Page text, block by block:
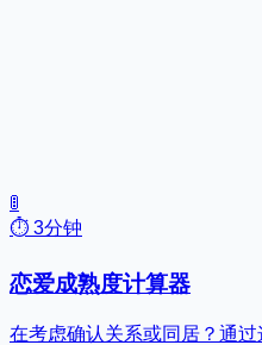
🚦
⏱️ 3分钟
恋爱成熟度计算器
在考虑确认关系或同居？通